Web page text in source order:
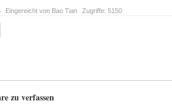
Eingereicht von Bao Tian Zugriffe: 5150
zu verfassen